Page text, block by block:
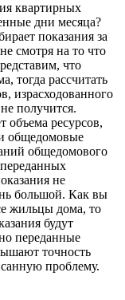
квартирных
дни месяца?
показания за
смотря на то что
что
тогда рассчитать
израсходованного
получится.
объема ресурсов,
общедомовые
общедомового
не
большой. Как вы
жильцы дома, то
будут
переданные
точность
проблему.